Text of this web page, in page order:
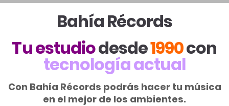
Bahía Récords
Tu estudiodesde1990con
tecnología actual
Con Bahía Récords podrás hacer tu música
en el mejor de los ambientes.